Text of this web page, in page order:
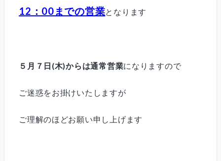
12：00までの営業となります
５月７日(木)からは通常営業になりますので
ご迷惑をお掛けいたしますが
ご理解のほどお願い申し上げます